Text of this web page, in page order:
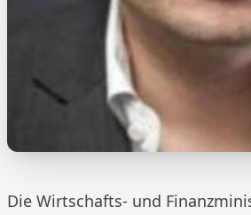
Die Wirtschafts- und